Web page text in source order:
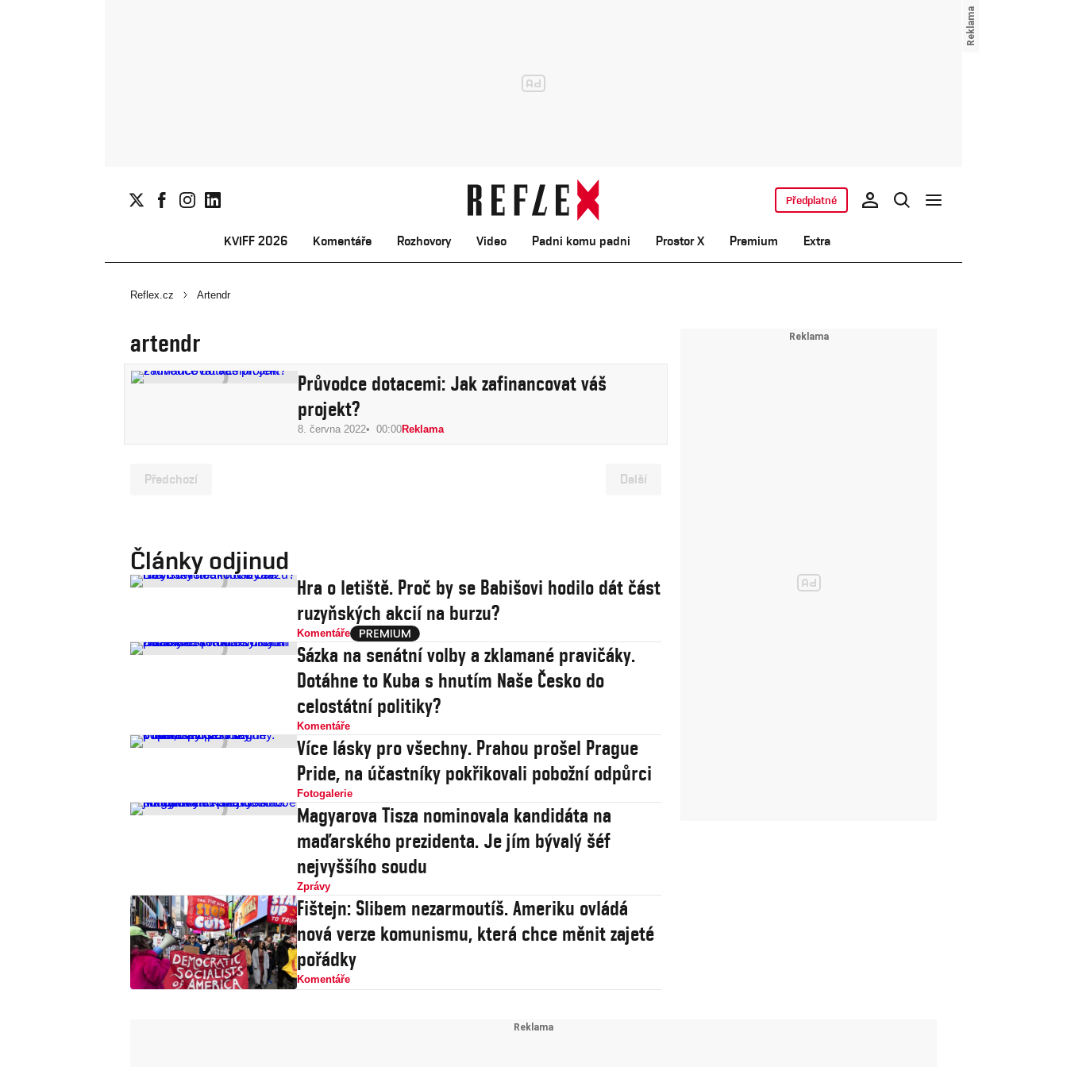
KVIFF 2026 Komentáře Rozhovory Video Padni komu padni Prostor X Premium Extra
Předplatné
Reflex.cz Artendr
artendr
Průvodce dotacemi: Jak zafinancovat váš
projekt?
8. června 2022 00:00Reklama
Předchozí Další
Články odjinud
Hra o letiště. Proč by se Babišovi hodilo dát část
ruzyňských akcií na burzu?
Komentáře
Sázka na senátní volby a zklamané pravičáky.
Dotáhne to Kuba s hnutím Naše Česko do
celostátní politiky?
Komentáře
Více lásky pro všechny. Prahou prošel Prague
Pride, na účastníky pokřikovali pobožní odpůrci
Fotogalerie
Magyarova Tisza nominovala kandidáta na
maďarského prezidenta. Je jím bývalý šéf
nejvyššího soudu
Zprávy
Fištejn: Slibem nezarmoutíš. Ameriku ovládá
nová verze komunismu, která chce měnit zajeté
pořádky
Komentáře